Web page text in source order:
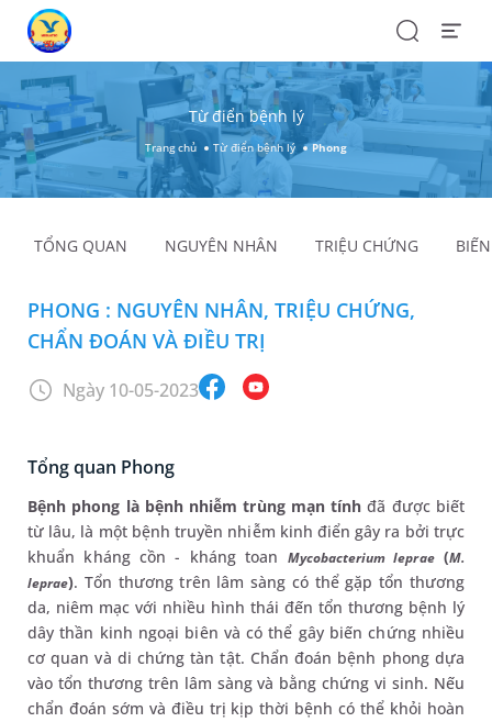
SearchOpen
Từ điển bệnh lý
Trang chủ Từ điển bệnh lý Phong
TỔNG QUAN NGUYÊN NHÂN TRIỆU CHỨNG
PHONG : NGUYÊN NHÂN, TRIỆU CHỨNG,
CHẨN ĐOÁN VÀ ĐIỀU TRỊ
Ngày 10-05-2023
Tổng quan Phong
Bệnh phong là bệnh nhiễm trùng mạn tính đã được biết
từ lâu, là một bệnh truyền nhiễm kinh điển gây ra bởi trực
khuẩn kháng cồn - kháng toan Mycobacterium leprae(M.
leprae). Tổn thương trên lâm sàng có thể gặp tổn thương
da, niêm mạc với nhiều hình thái đến tổn thương bệnh lý
dây thần kinh ngoại biên và có thể gây biến chứng nhiều
cơ quan và di chứng tàn tật. Chẩn đoán bệnh phong dựa
vào tổn thương trên lâm sàng và bằng chứng vi sinh. Nếu
chẩn đoán sớm và điều trị kịp thời bệnh có thể khỏi hoàn